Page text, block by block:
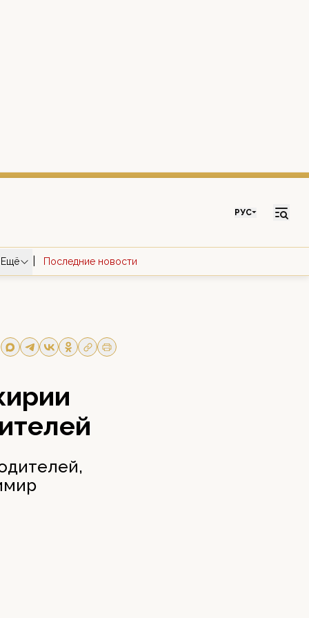
РУС
Ещё Последние новости